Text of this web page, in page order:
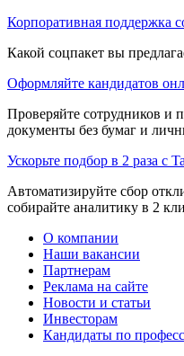
Корпоративная поддержка
Какой соцпакет вы
Оформляйте кандидатов
Проверяйте сотрудников и
документы без бумаг и
Ускорьте подбор в 2 раза с
Автоматизируйте сбор
собирайте аналитику в 2
О компании
Наши вакансии
Партнерам
Реклама на сайте
Новости и статьи
Инвесторам
Кандидаты по